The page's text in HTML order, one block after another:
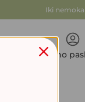
Iki
Mano